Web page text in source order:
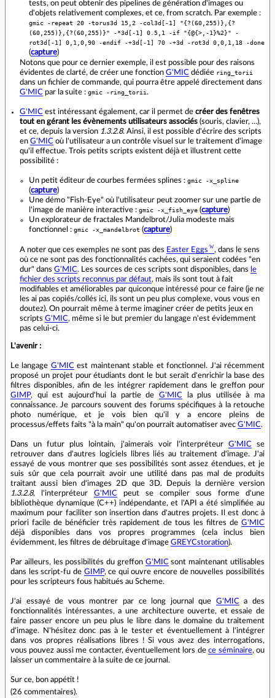
tests, on peut obtenir des pipelines de génération d'images ou
d'objets relativement complexes, et ce, from scratch. Par exemple :
gmic -repeat 20 -torus3d 15,2 -col3d[-1] "{?(60,255)},{?
(60,255)},{?(60,255)}" -*3d[-1] 0.5,1 -if "{@{>,-1}%2}" -
rot3d[-1] 0,1,0,90 -endif -+3d[-1] 70 -+3d -rot3d 0,0,1,18 -done
(capture)
Notons que pour ce dernier exemple, il est possible pour des raisons
évidentes de clarté, de créer une fonction G'MIC dédiée ring_torii
dans un fichier de commande, qui pourra être appelé directement dans
G'MIC par la suite : gmic -ring_torii .
G'MIC est intéressant également, car il permet de créer des fenêtres
tout en gérant les évènements utilisateurs associés (souris, clavier, ...),
et ce, depuis la version 1.3.2.8. Ainsi, il est possible d'écrire des scripts
en G'MIC où l'utilisateur a un contrôle visuel sur le traitement d'image
qu'il effectue. Trois petits scripts existent déjà et illustrent cette
possibilité :
Un petit éditeur de courbes fermées splines : gmic -x_spline
(capture)
Une démo "Fish-Eye" où l'utilisateur peut zoomer sur une partie de
l'image de manière interactive : gmic -x_fish_eye (capture)
Un explorateur de fractales Mandelbrot/Julia modeste mais
fonctionnel : gmic -x_mandelbrot (capture)
A noter que ces exemples ne sont pas des Easter Eggs
, dans le sens
où ce ne sont pas des fonctionnalités cachées, qui seraient codées "en
dur" dans G'MIC. Les sources de ces scripts sont disponibles, dans le
fichier des scripts reconnus par défaut, mais ils sont tout à fait
modifiables et améliorables par quiconque intéressé pour ce faire (je ne
les ai pas copiés/collés ici, ils sont un peu plus complexe, vous vous en
doutez). On pourrait même à terme imaginer créer de petits jeux en
scripts G'MIC, même si le but premier du langage n'est évidemment
pas celui-ci.
L'avenir :
Le langage G'MICest maintenant stable et fonctionnel. J'ai récemment
proposé un projet pour étudiants dont le but serait d'enrichir la base des
filtres disponibles, afin de les intégrer rapidement dans le greffon pour
GIMP, qui est aujourd'hui la partie deG'MIC la plus utilisée à ma
connaissance. Je parcours souvent des forums spécifiques à la retouche
photo numérique, et je vois bien qu'il y a encore pleins de
processus/effets faits "à la main" qu'on pourrait automatiser avec G'MIC.
Dans un futur plus lointain, j'aimerais voir l'interpréteur G'MICse
retrouver dans d'autres logiciels libres liés au traitement d'image. J'ai
essayé de vous montrer que ses possibilités sont assez étendues, et je
suis sûr que cela pourrait avoir une utilité dans pas mal de produits
traitant aussi bien d'images 2D que 3D. Depuis la dernière version
1.3.2.8, l'interpréteur G'MIC peut se compiler sous forme d'une
bibliothèque dynamique (C++) indépendante, et l'API a été simplifiée au
maximum pour faciliter son insertion dans d'autres projets. Il est donc à
priori facile de bénéficier très rapidement de tous les filtres de G'MIC
déjà disponibles dans vos propres programmes (cela inclus bien
évidemment, les filtres de débruitage d'image GREYCstoration).
Par ailleurs, les possibilités du greffon G'MICsont maintenant utilisables
dans les script-fu de GIMP, ce qui ouvre encore de nouvelles possibilités
pour les scripteurs fous habitués au Scheme.
J'ai essayé de vous montrer par ce long journal que G'MICa des
fonctionnalités intéressantes, a une architecture ouverte, et essaie de
faire passer encore un peu plus le libre dans le domaine du traitement
d'image. N'hésitez donc pas à le tester et éventuellement à l'intégrer
dans vos propres réalisations libres ! Si vous avez des interrogations,
vous pouvez aussi me contacter, éventuellement lors dece séminaire, ou
laisser un commentaire à la suite de ce journal.
Sur ce, bon appétit !
(26 commentaires).